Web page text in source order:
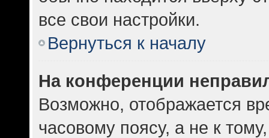
все свои настройки.
Вернуться к началу
На конференции
Возможно, отображается
часовому поясу, а не к